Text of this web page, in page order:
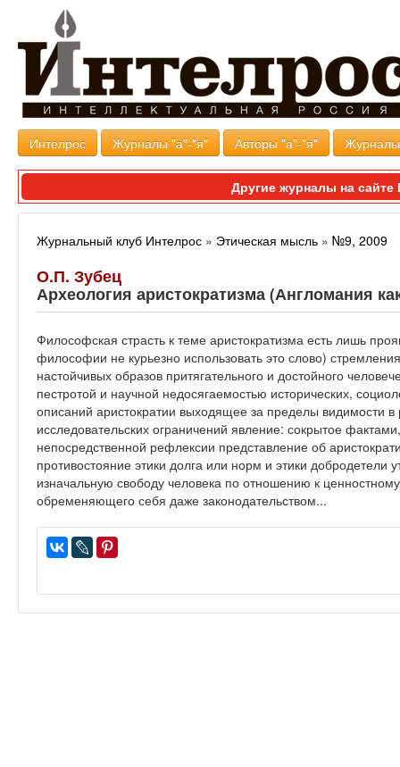
Интелрос Журналы "а"-"я" Авторы "а"-"я"
Другие журналы на
Журнальный клуб Интелрос » Этическая мысль » №9, 2009
О.П. Зубец
Археология аристократизма (Англомания
Философская страсть к теме аристократизма есть лишь
философии не курьезно использовать это слово)
настойчивых образов притягательного и достойного
пестротой и научной недосягаемостью исторических,
описаний аристократии выходящее за пределы видимости
исследовательских ограничений явление: сокрытое
непосредственной рефлексии представление об
противостояние этики долга или норм и этики добродетели
изначальную свободу человека по отношению к
обременяющего себя даже законодательством...